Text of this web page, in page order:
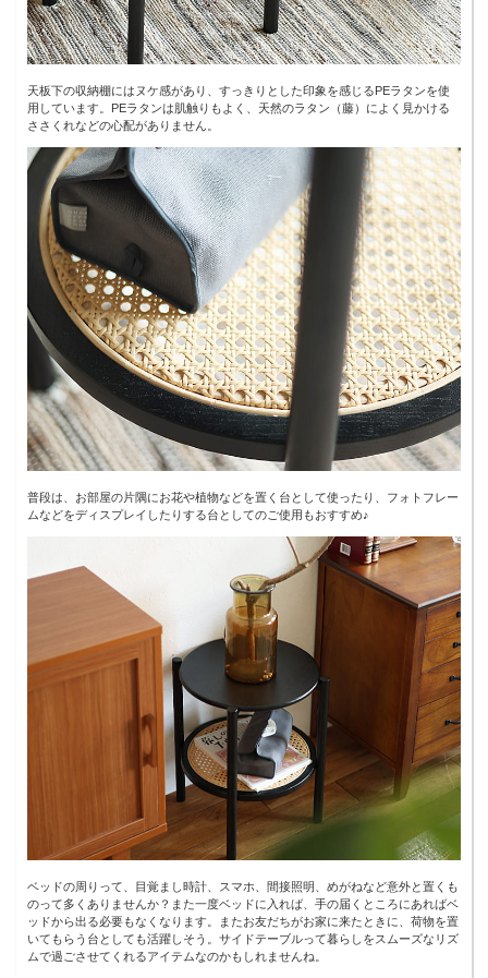
天板下の収納棚にはヌケ感があり、すっきりとした印象を感じるPEラタンを使
用しています。PEラタンは肌触りもよく、天然のラタン（藤）によく見かける
ささくれなどの心配がありません。
普段は、お部屋の片隅にお花や植物などを置く台として使ったり、フォトフレー
ムなどをディスプレイしたりする台としてのご使用もおすすめ♪
ベッドの周りって、目覚まし時計、スマホ、間接照明、めがねなど意外と置くも
のって多くありませんか？また一度ベッドに入れば、手の届くところにあればベ
ッドから出る必要もなくなります。またお友だちがお家に来たときに、荷物を置
いてもらう台としても活躍しそう。サイドテーブルって暮らしをスムーズなリズ
ムで過ごさせてくれるアイテムなのかもしれませんね。